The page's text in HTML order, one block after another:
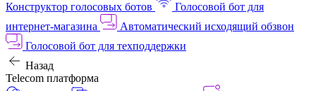
Конструктор голосовых ботов
Голосовой бот для
интернет‑магазина
Автоматический исходящий обзвон
Голосовой бот для техподдержки
Назад
Telecom платформа